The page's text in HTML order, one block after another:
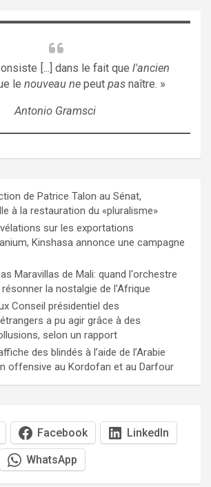
[...] dans le fait que l'ancien
le nouveau nepeut pasnaître. »
Antonio Gramsci
de Patrice Talon au Sénat,
à la restauration du «pluralisme»
sur les exportations
Kinshasa annonce une campagne
Maravillas de Mali: quand l'orchestre
la nostalgie de l'Afrique
Conseil présidentiel des
a pu agir grâce à des
selon un rapport
des blindés à l’aide de l’Arabie
offensive au Kordofan et au Darfour
Facebook LinkedIn
WhatsApp